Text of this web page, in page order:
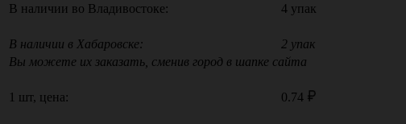
В наличии во Владивостоке: 4 упак
В наличии в Хабаровске:
2 упак
Вы можете их заказать, сменив город в шапке сайта
1 шт, цена: 0.74